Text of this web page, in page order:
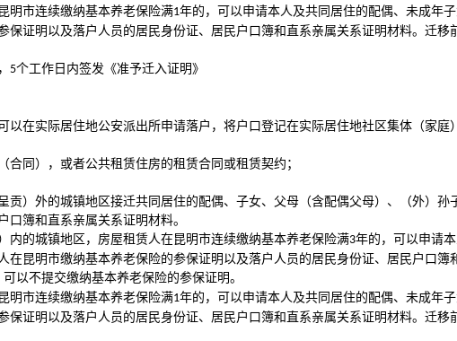
明市连续缴纳基本养老保险满1年的，可以申请本人及共同居住的配偶、未成年
保证明以及落户人员的居民身份证、居民户口簿和直系亲属关系证明材料。迁
5个工作日内签发《准予迁入证明》
在实际居住地公安派出所申请落户，将户口登记在实际居住地社区集体（家庭
合同），或者公共租赁住房的租赁合同或租赁契约；
贡）外的城镇地区接迁共同居住的配偶、子女、父母（含配偶父母）、（外）
簿和直系亲属关系证明材料。
内的城镇地区，房屋租赁人在昆明市连续缴纳基本养老保险满3年的，可以申请
在昆明市缴纳基本养老保险的参保证明以及落户人员的居民身份证、居民户口
以不提交缴纳基本养老保险的参保证明。
明市连续缴纳基本养老保险满1年的，可以申请本人及共同居住的配偶、未成年
保证明以及落户人员的居民身份证、居民户口簿和直系亲属关系证明材料。迁